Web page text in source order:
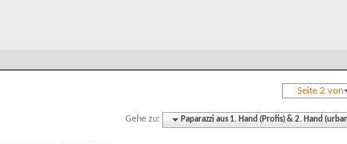
Seite 2 von
Gehe zu: Paparazzi aus 1. Hand (Profis) & 2. Hand